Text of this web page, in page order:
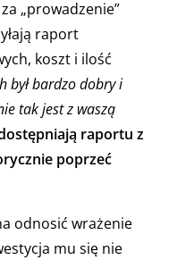
„prowadzenie”
raport
koszt i ilość
był bardzo dobry i
tak jest z waszą
raportu z
poprzeć
odnosić wrażenie
mu się nie